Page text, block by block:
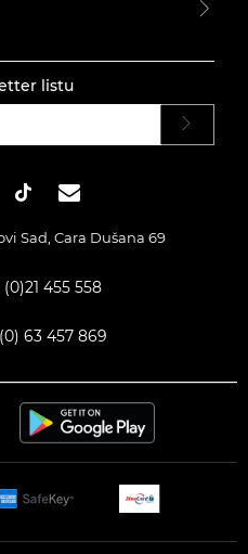
listu
Sad, Cara Dušana 69
(0)21 455 558
63 457 869